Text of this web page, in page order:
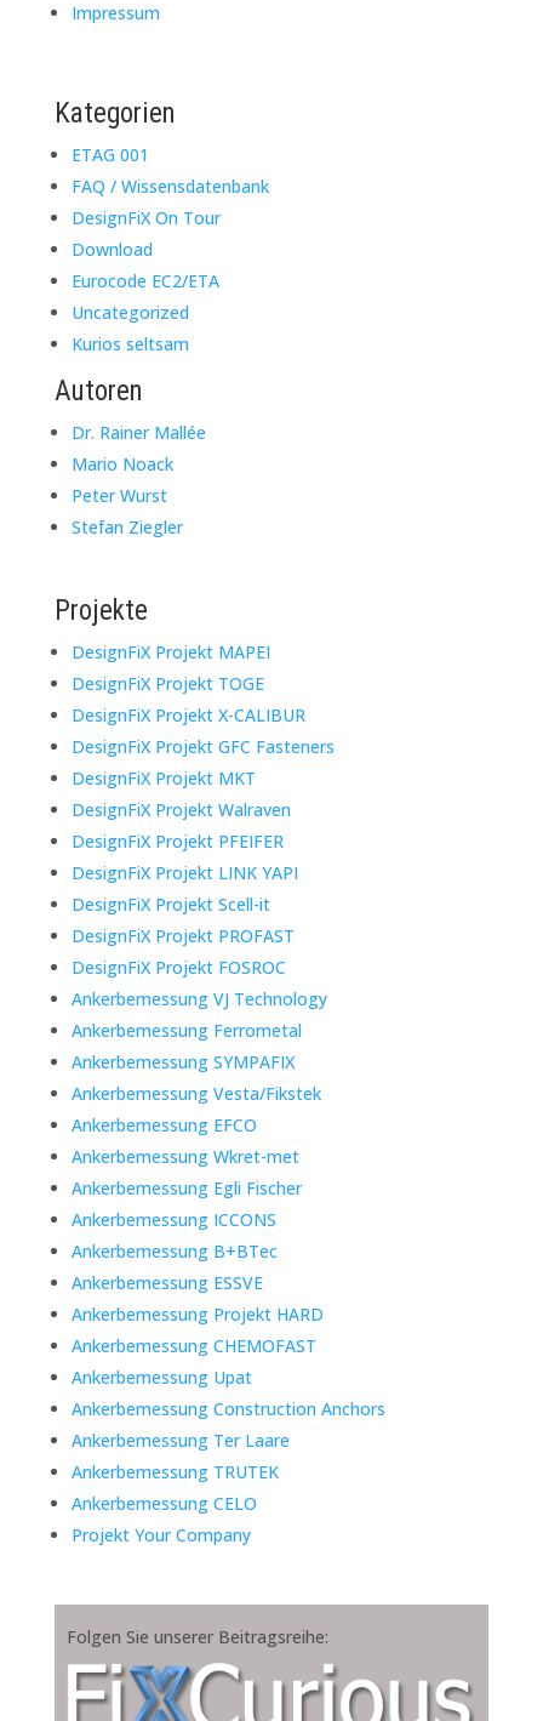
Impressum
Kategorien
ETAG 001
FAQ / Wissensdatenbank
DesignFiX On Tour
Download
Eurocode EC2/ETA
Uncategorized
Kurios seltsam
Autoren
Dr. Rainer Mallée
Mario Noack
Peter Wurst
Stefan Ziegler
Projekte
DesignFiX Projekt MAPEI
DesignFiX Projekt TOGE
DesignFiX Projekt X-CALIBUR
DesignFiX Projekt GFC Fasteners
DesignFiX Projekt MKT
DesignFiX Projekt Walraven
DesignFiX Projekt PFEIFER
DesignFiX Projekt LINK YAPI
DesignFiX Projekt Scell-it
DesignFiX Projekt PROFAST
DesignFiX Projekt FOSROC
Ankerbemessung VJ Technology
Ankerbemessung Ferrometal
Ankerbemessung SYMPAFIX
Ankerbemessung Vesta/Fikstek
Ankerbemessung EFCO
Ankerbemessung Wkret-met
Ankerbemessung Egli Fischer
Ankerbemessung ICCONS
Ankerbemessung B+BTec
Ankerbemessung ESSVE
Ankerbemessung Projekt HARD
Ankerbemessung CHEMOFAST
Ankerbemessung Upat
Ankerbemessung Construction Anchors
Ankerbemessung Ter Laare
Ankerbemessung TRUTEK
Ankerbemessung CELO
Projekt Your Company
Folgen Sie unserer Beitragsreihe: